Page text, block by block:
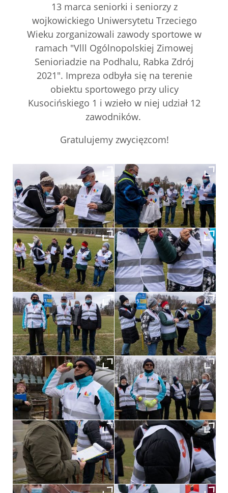
13 marca seniorki i seniorzy z
wojkowickiego Uniwersytetu Trzeciego
Wieku zorganizowali zawody sportowe w
ramach "Vlll Ogólnopolskiej Zimowej
Senioriadzie na Podhalu, Rabka Zdrój
2021". Impreza odbyła się na terenie
obiektu sportowego przy ulicy
Kusocińskiego 1 i wzieło w niej udział 12
zawodników.
Gratulujemy zwycięzcom!